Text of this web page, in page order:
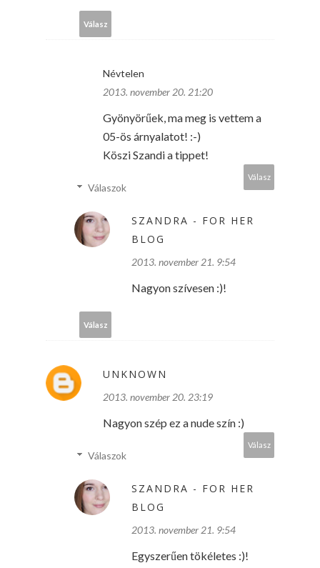
Válasz
Névtelen
2013. november 20. 21:20
Gyönyörűek, ma meg is vettem a
05-ös árnyalatot! :-)
Köszi Szandi a tippet!
Válasz
Válaszok
SZANDRA - FOR HER
BLOG
2013. november 21. 9:54
Nagyon szívesen :)!
Válasz
UNKNOWN
2013. november 20. 23:19
Nagyon szép ez a nude szín :)
Válasz
Válaszok
SZANDRA - FOR HER
BLOG
2013. november 21. 9:54
Egyszerűen tökéletes :)!